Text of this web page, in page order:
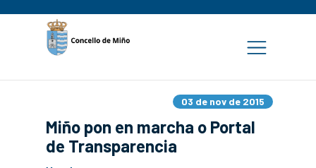
03 de nov de 2015
Miño pon en marcha o Portal
de Transparencia